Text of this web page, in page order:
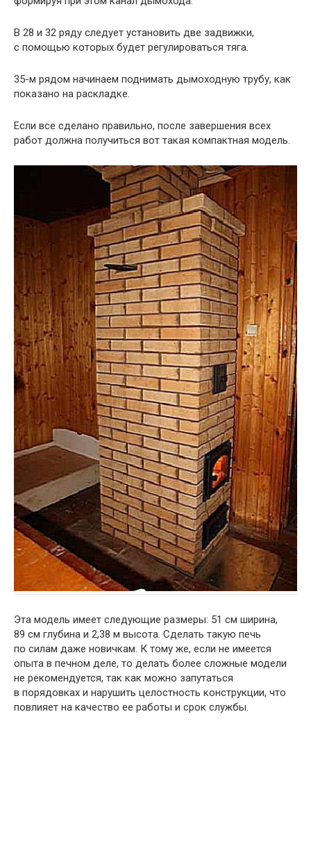
В 28 и 32 ряду следует установить две задвижки,
с помощью которых будет регулироваться тяга.
35-м рядом начинаем поднимать дымоходную трубу, как
показано на раскладке.
Если все сделано правильно, после завершения всех
работ должна получиться вот такая компактная модель.
Эта модель имеет следующие размеры: 51 см ширина,
89 см глубина и 2,38 м высота. Сделать такую печь
по силам даже новичкам. К тому же, если не имеется
опыта в печном деле, то делать более сложные модели
не рекомендуется, так как можно запутаться
в порядовках и нарушить целостность конструкции, что
повлияет на качество ее работы и срок службы.